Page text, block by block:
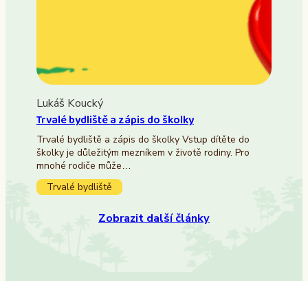
Lukáš Koucký
Trvalé bydliště a zápis do školky
Trvalé bydliště a zápis do školky Vstup dítěte do
školky je důležitým mezníkem v životě rodiny. Pro
mnohé rodiče může…
Trvalé bydliště
Zobrazit další články